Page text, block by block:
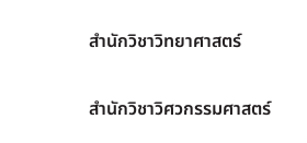
สำนักวิชาวิทยาศาสตร์
สำนักวิชาวิศวกรรมศาสตร์